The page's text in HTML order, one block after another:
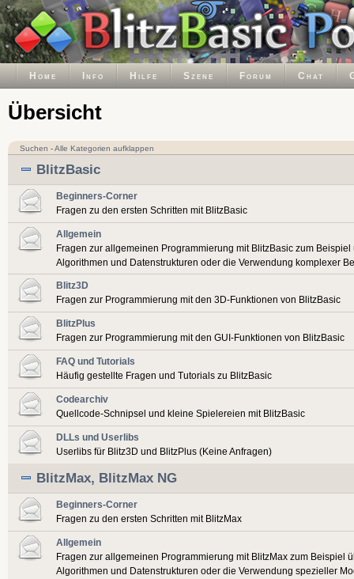
Home Info Hilfe Szene Forum Chat
Übersicht
Suchen -Alle Kategorien aufklappen
BlitzBasic
Beginners-Corner
Fragen zu den ersten Schritten mit BlitzBasic
Allgemein
Fragen zur allgemeinen Programmierung mit BlitzBasic zum Beispiel
Algorithmen und Datenstrukturen oder die Verwendung komplexer
Blitz3D
Fragen zur Programmierung mit den 3D-Funktionen von BlitzBasic
BlitzPlus
Fragen zur Programmierung mit den GUI-Funktionen von BlitzBasic
FAQ und Tutorials
Häufig gestellte Fragen und Tutorials zu BlitzBasic
Codearchiv
Quellcode-Schnipsel und kleine Spielereien mit BlitzBasic
DLLs und Userlibs
Userlibs für Blitz3D und BlitzPlus (Keine Anfragen)
BlitzMax, BlitzMax NG
Beginners-Corner
Fragen zu den ersten Schritten mit BlitzMax
Allgemein
Fragen zur allgemeinen Programmierung mit BlitzMax zum Beispiel
Algorithmen und Datenstrukturen oder die Verwendung spezieller